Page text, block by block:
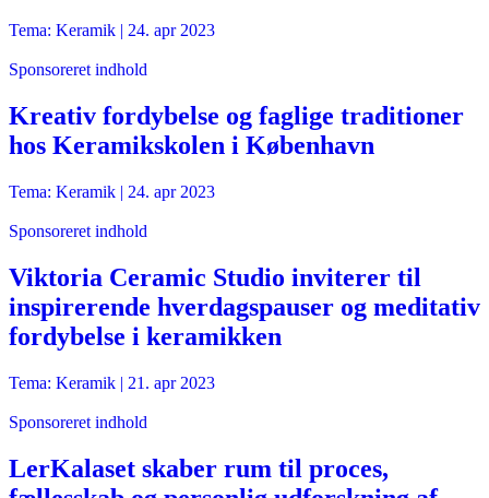
Tema: Keramik | 24. apr 2023
Sponsoreret indhold
Kreativ fordybelse og faglige traditioner
hos Keramikskolen i København
Tema: Keramik | 24. apr 2023
Sponsoreret indhold
Viktoria Ceramic Studio inviterer til
inspirerende hverdagspauser og meditativ
fordybelse i keramikken
Tema: Keramik | 21. apr 2023
Sponsoreret indhold
LerKalaset skaber rum til proces,